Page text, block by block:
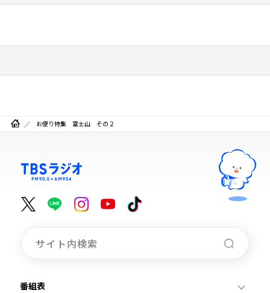
お便り特集 富士山 その２
番組表